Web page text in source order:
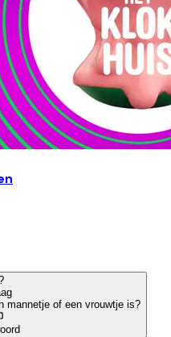
mannetje of een vrouwtje is?